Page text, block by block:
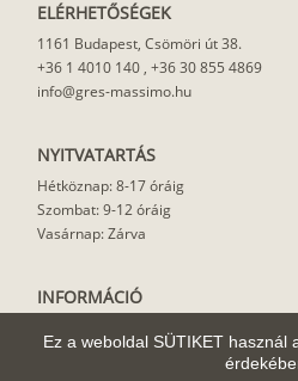
Ez a weboldal SÜTIKET használ
ELÉRHETŐSÉGEK
1161 Budapest, Csömöri út 38.
+36 1 4010 140 , +36 30 855 4869
info@gres-massimo.hu
NYITVATARTÁS
Hétköznap: 8-17 óráig
Szombat: 9-12 óráig
Vasárnap: Zárva
INFORMÁCIÓ
Felhasználási javaslat